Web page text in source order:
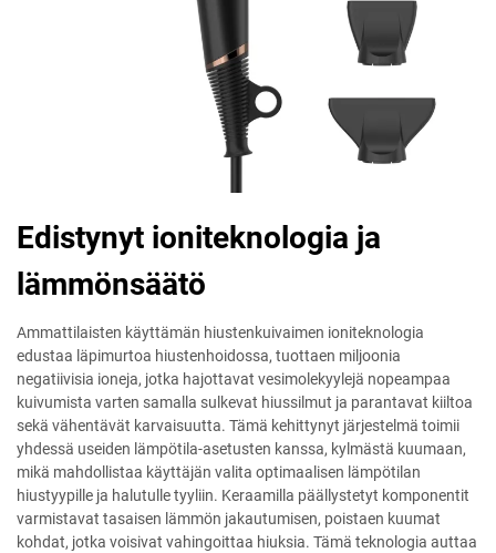
Edistynyt ioniteknologia ja
lämmönsäätö
Ammattilaisten käyttämän hiustenkuivaimen ioniteknologia
edustaa läpimurtoa hiustenhoidossa, tuottaen miljoonia
negatiivisia ioneja, jotka hajottavat vesimolekyylejä nopeampaa
kuivumista varten samalla sulkevat hiussilmut ja parantavat kiiltoa
sekä vähentävät karvaisuutta. Tämä kehittynyt järjestelmä toimii
yhdessä useiden lämpötila-asetusten kanssa, kylmästä kuumaan,
mikä mahdollistaa käyttäjän valita optimaalisen lämpötilan
hiustyypille ja halutulle tyyliin. Keraamilla päällystetyt komponentit
varmistavat tasaisen lämmön jakautumisen, poistaen kuumat
kohdat, jotka voisivat vahingoittaa hiuksia. Tämä teknologia auttaa